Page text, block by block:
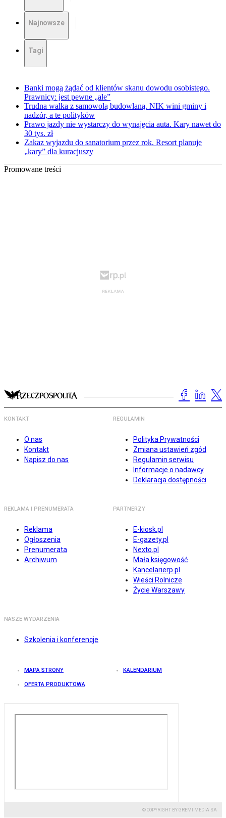
Najnowsze
Tagi
Banki mogą żądać od klientów skanu dowodu osobistego.
Prawnicy: jest pewne „ale”
Trudna walka z samowolą budowlaną. NIK wini gminy i
nadzór, a te polityków
Prawo jazdy nie wystarczy do wynajęcia auta. Kary nawet do
30 tys. zł
Zakaz wyjazdu do sanatorium przez rok. Resort planuje
„kary” dla kuracjuszy
Promowane treści
KONTAKT
O nas
Kontakt
Napisz do nas
REGULAMIN
Polityka Prywatności
Zmiana ustawień zgód
Regulamin serwisu
Informacje o nadawcy
Deklaracja dostępności
REKLAMA I PRENUMERATA
Reklama
Ogłoszenia
Prenumerata
Archiwum
PARTNERZY
E-kiosk.pl
E-gazety.pl
Nexto.pl
Mała księgowość
Kancelarierp.pl
Wieści Rolnicze
Życie Warszawy
NASZE WYDARZENIA
Szkolenia i konferencje
MAPA STRONY KALENDARIUM
OFERTA PRODUKTOWA
© COPYRIGHT BY GREMI MEDIA SA